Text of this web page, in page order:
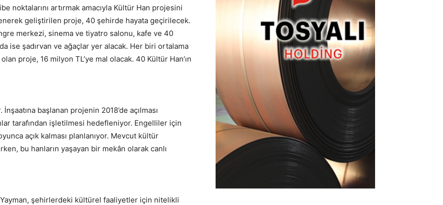
noktalarını artırmak amacıyla Kültür Han projesini
geliştirilen proje, 40 şehirde hayata geçirilecek.
merkezi, sinema ve tiyatro salonu, kafe ve 40
ise şadırvan ve ağaçlar yer alacak. Her biri ortalama
proje, 16 milyon TL’ye mal olacak. 40 Kültür Han’ın
başlanan projenin 2018’de açılması
tarafından işletilmesi hedefleniyor. Engelliler için
açık kalması planlanıyor. Mevcut kültür
bu hanların yaşayan bir mekân olarak canlı
Yayman, şehirlerdeki kültürel faaliyetler için nitelikli